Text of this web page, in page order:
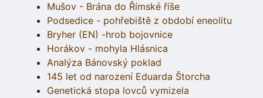
Mušov - Brána do Římské říše
Podsedice - pohřebiště z období eneolitu
Bryher (EN) -hrob bojovnice
Horákov - mohyla Hlásnica
Analýza Bánovský poklad
145 let od narození Eduarda Štorcha
Genetická stopa lovců vymizela